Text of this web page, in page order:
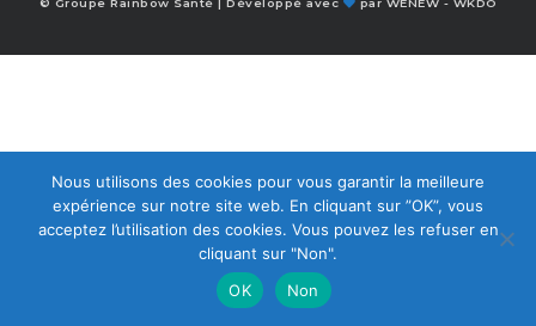
© Groupe Rainbow Santé | Développé avec par WENEW - WKDO
Nous utilisons des cookies pour vous garantir la meilleure
expérience sur notre site web. En cliquant sur ”OK”, vous
acceptez l’utilisation des cookies. Vous pouvez les refuser en
cliquant sur "Non".
OK
Non